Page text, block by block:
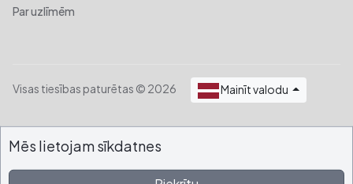
Par uzlīmēm
Visas tiesības paturētas © 2026 Mainīt valodu
Mēs lietojam sīkdatnes